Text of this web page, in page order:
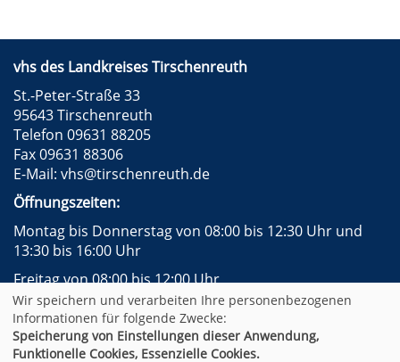
vhs des Landkreises Tirschenreuth
St.-Peter-Straße 33
95643 Tirschenreuth
Telefon 09631 88205
Fax 09631 88306
E-Mail: vhs@tirschenreuth.de
Öffnungszeiten:
Montag bis Donnerstag von 08:00 bis 12:30 Uhr und
13:30 bis 16:00 Uhr
Freitag von 08:00 bis 12:00 Uhr
Facebook
Instagram
Impressum
AGB
Datenschutzerklärung
Widerrufsformular
Newsletter
Sitemap
Wir speichern und verarbeiten Ihre personenbezogenen
Informationen für folgende Zwecke:
Speicherung von Einstellungen dieser Anwendung,
Funktionelle Cookies, Essenzielle Cookies.